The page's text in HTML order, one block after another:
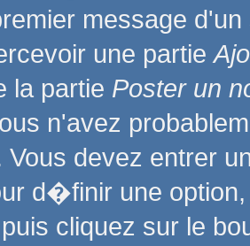
message
une partie
la partie Poster un
n'avez
Vous devez entrer
d�finir une
cliquez sur le